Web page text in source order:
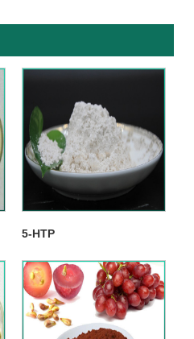
5-HTP